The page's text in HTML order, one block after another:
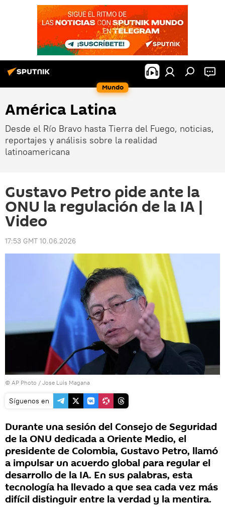
Mundo
América Latina
Desde el Río Bravo hasta Tierra del Fuego, noticias,
reportajes y análisis sobre la realidad
latinoamericana
Gustavo Petro pide ante la
ONU la regulación de la IA |
Video
17:53 GMT 10.06.2026
© AP Photo / Jose Luis Magana
Síguenos en
Durante una sesión del Consejo de Seguridad
de la ONU dedicada a Oriente Medio, el
presidente de Colombia, Gustavo Petro, llamó
a impulsar un acuerdo global para regular el
desarrollo de la IA. En sus palabras, esta
tecnología ha llevado a que sea cada vez más
difícil distinguir entre la verdad y la mentira.